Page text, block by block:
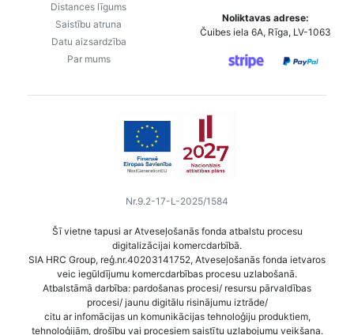
Distances līgums
Saistību atruna
Datu aizsardzība
Par mums
Noliktavas adrese:
Čuibes iela 6A, Rīga, LV-1063
Nr.9.2-17-L-2025/1584
Šī vietne tapusi ar Atveseļošanās fonda atbalstu procesu
digitalizācijai komercdarbībā.
SIA HRC Group, reģ.nr.40203141752, Atveseļošanās fonda ietvaros
veic iegūldījumu komercdarbības procesu uzlabošanā.
Atbalstāmā darbība: pardošanas procesi/ resursu pārvaldības
procesi/ jaunu digitālu risinājumu iztrāde/
citu ar infomācijas un komunikācijas tehnoloģiju produktiem,
tehnoloģijām, drošību vai procesiem saistītu uzlabojumu veikšana.